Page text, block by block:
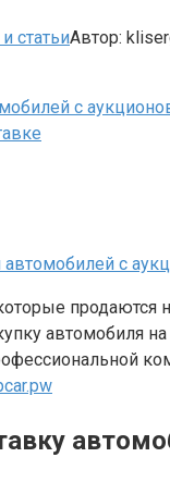
статьиАвтор:
с
с
автомобиля на